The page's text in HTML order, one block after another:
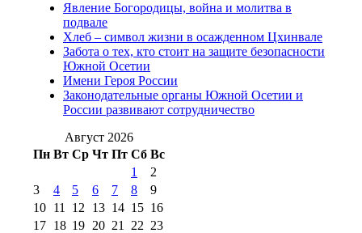
(15)№98 1 августа 2015 г
августа 2016 г(10)№98 5 июля 2014 г(10)
№98 8 августа 2013 г
августа 2012 г(14) №98+99 11 июля
2017 г(9)
№99 4 августа
2016 г(12) №99 8 июля 2014 г
августа 2012 г(11)
августа 2013 г
(12)
Явление Богородицы, война и молитва в
подвале
Хлеб – символ жизни в осажденном Цхинвале
Забота о тех, кто стоит на защите безопасности
Южной Осетии
Имени Героя России
Законодательные органы Южной Осетии и
России развивают сотрудничество
Август 2026
Пн Вт Ср Чт Пт Сб Вс
1
2
3
4 5 6 7 8
9
10 11 12 13 14 15 16
17 18 19 20 21 22 23